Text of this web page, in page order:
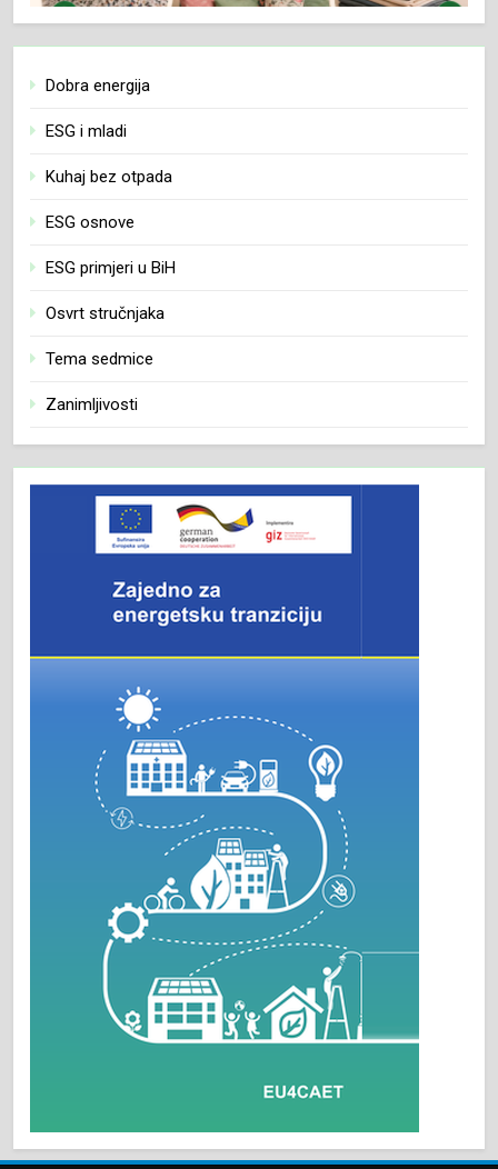
Dobra energija
ESG i mladi
Kuhaj bez otpada
ESG osnove
ESG primjeri u BiH
Osvrt stručnjaka
Tema sedmice
Zanimljivosti